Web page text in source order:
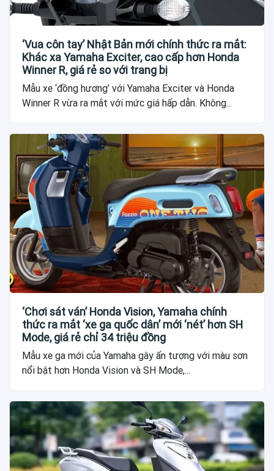
‘Vua côn tay’ Nhật Bản mới chính thức ra mắt:
Khác xa Yamaha Exciter, cao cấp hơn Honda
Winner R, giá rẻ so với trang bị
Mẫu xe ‘đồng hương’ với Yamaha Exciter và Honda
Winner R vừa ra mắt với mức giá hấp dẫn. Không...
‘Chơi sát ván’ Honda Vision, Yamaha chính
thức ra mắt ‘xe ga quốc dân’ mới ‘nét’ hơn SH
Mode, giá rẻ chỉ 34 triệu đồng
Mẫu xe ga mới của Yamaha gây ấn tượng với màu sơn
nổi bật hơn Honda Vision và SH Mode,...